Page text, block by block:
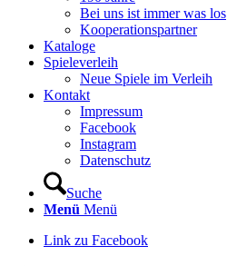
Bei uns ist immer was los
Kooperationspartner
Kataloge
Spieleverleih
Neue Spiele im Verleih
Kontakt
Impressum
Facebook
Instagram
Datenschutz
Suche
Menü Menü
Link zu Facebook